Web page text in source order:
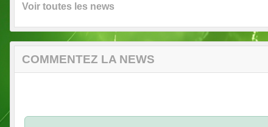
Voir toutes les news
COMMENTEZ LA NEWS